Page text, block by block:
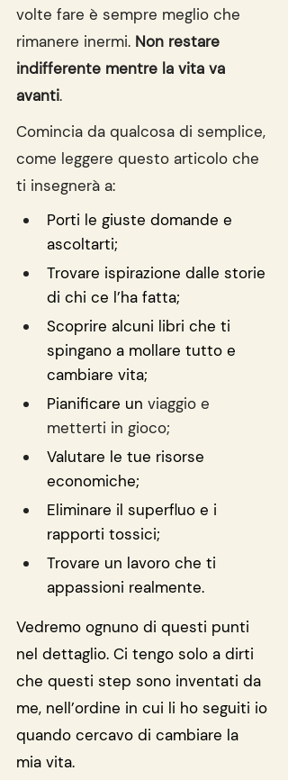
volte fare è sempre meglio che
rimanere inermi. Non restare
indifferente mentre la vita va
avanti.
Comincia da qualcosa di semplice,
come leggere questo articolo che
ti insegnerà a:
Porti le giuste domande e
ascoltarti;
Trovare ispirazione dalle storie
di chi ce l’ha fatta;
Scoprire alcuni libri che ti
spingano a mollare tutto e
cambiare vita;
Pianificare un viaggio e
metterti in gioco;
Valutare le tue risorse
economiche;
Eliminare il superfluo e i
rapporti tossici;
Trovare un lavoro che ti
appassioni realmente.
Vedremo ognuno di questi punti
nel dettaglio. Ci tengo solo a dirti
che questi step sono inventati da
me, nell’ordine in cui li ho seguiti io
quando cercavo di cambiare la
mia vita.